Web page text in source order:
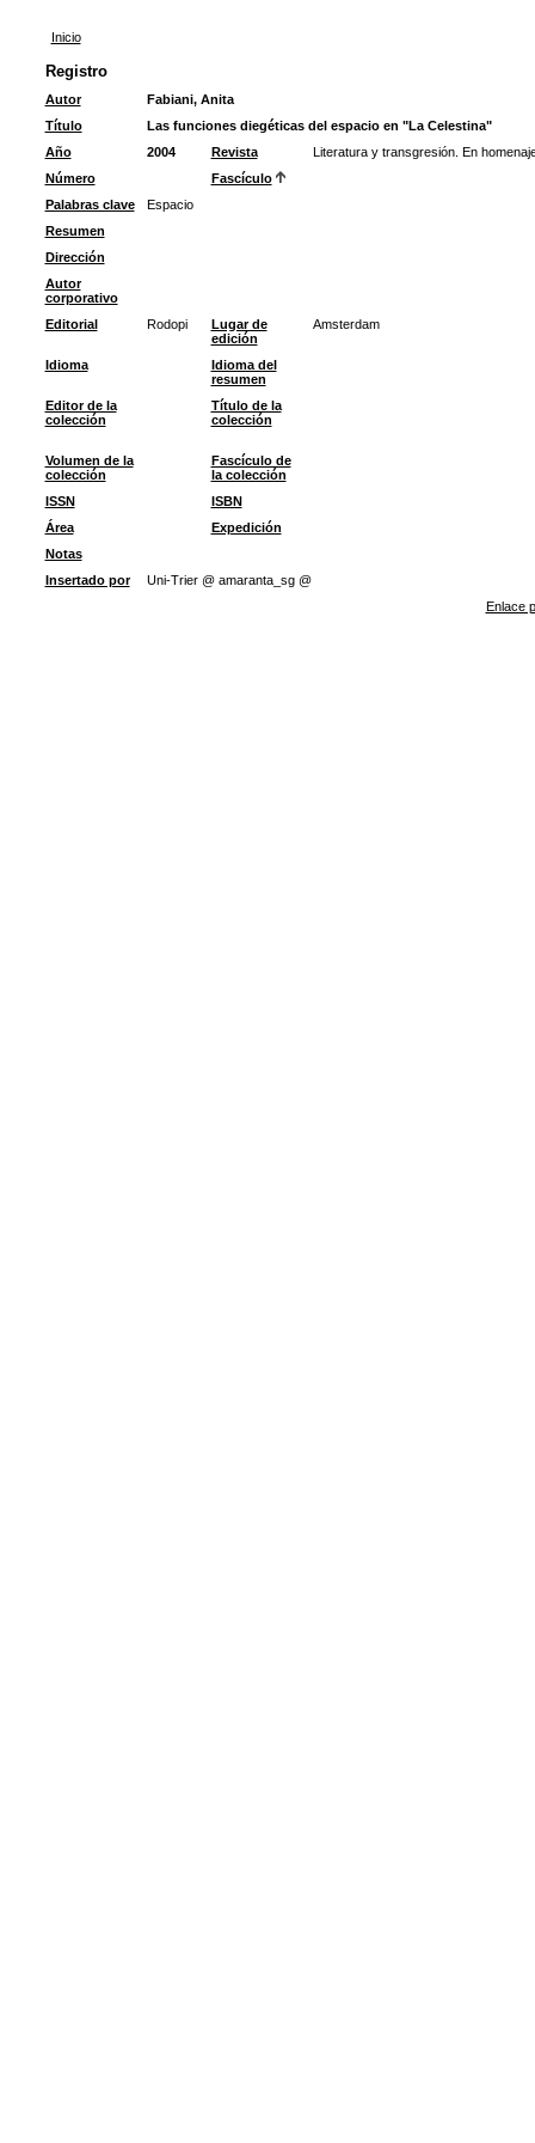
Inicio
Registro
Autor
Fabiani, Anita
Título
Las funciones diegéticas del espacio en "La Celestina"
Año
2004 Revista
Literatura y transgresión. En
Número
Fascículo
Palabras clave
Espacio
Resumen
Dirección
Autor
corporativo
Editorial
Rodopi
Lugar de
edición
Amsterdam
Idioma
Idioma del
resumen
Editor de la
colección
Título de la
colección
Volumen de la
colección
Fascículo de
la colección
ISSN
ISBN
Área
Expedición
Notas
Insertado por
Uni-Trier @ amaranta_sg @
Enlace